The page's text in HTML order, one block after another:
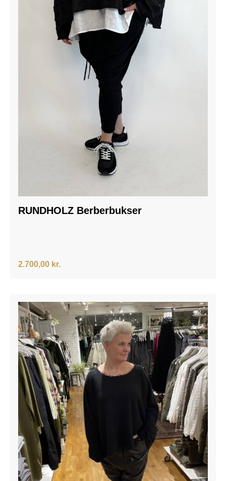
RUNDHOLZ Berberbukser
2.700,00 kr.